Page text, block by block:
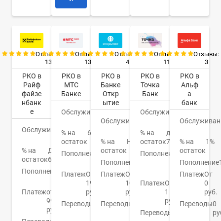
Отзывы:
13
РКО в
Райф
файзе
нбанк
е
Обслуживание0
руб.
% на
остаток
До
6%
Пополнение от 0
Платежот
99
руб.
Отзывы:
13
РКО в
МТС
Банке
Обслуживание0
руб.
% на
остаток
6,7%
Пополнение От
0%
ПлатежОт
19
руб.
Переводы
От
Отзывы:
4
РКО в
Банке
Откр
ытие
Обслуживание
руб.
% на
остаток
Нет
Пополнение
ПлатежОт
100
руб.
Переводы
0.4%
Отзывы:
11
РКО в
Точка
Банк
Обслуживание0
руб.
% на
остаток
до
7%
Пополнение От
50
руб.
ПлатежОт
1
руб.
Переводы
Отзывы:
3
РКО в
Альф
а
банк
% на
остаток
1%
Пополнение
ПлатежОт
0
руб.
Переводы0